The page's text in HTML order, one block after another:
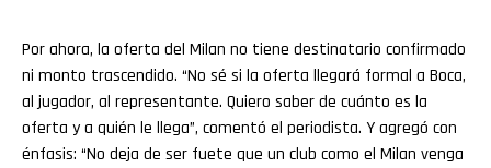
Por ahora, la oferta del Milan no tiene destinatario confirmado
ni monto trascendido. “No sé si la oferta llegará formal a Boca,
al jugador, al representante. Quiero saber de cuánto es la
oferta y a quién le llega”, comentó el periodista. Y agregó con
énfasis: “No deja de ser fuete que un club como el Milan venga